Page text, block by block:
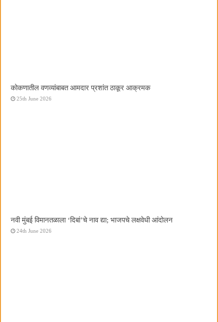
कोकणातील वणव्यांबाबत आमदार प्रशांत ठाकूर आक्रमक
25th June 2026
नवी मुंबई विमानतळाला ‌‘दिबां‌’चे नाव द्या; भाजपचे लक्षवेधी आंदोलन
24th June 2026